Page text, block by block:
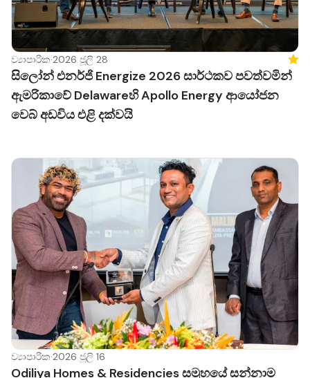
ව්‍යාපාරික·2026 ජූලි 28
සිලෝන් එනර්ජි Energize 2026 සාර්ථකව පවත්වමින්
ඇමරිකාවේ Delawareහි Apollo Energy ආයෝජන
වෙබ් අඩවිය එළි දක්වයි
ව්‍යාපාරික·2026 ජූලි 16
Odiliya Homes & Residencies සමූහයේ සන්නාම